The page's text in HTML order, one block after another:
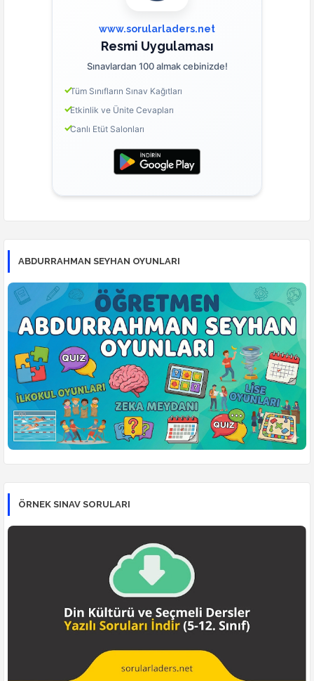
www.sorularladers.net
Resmi Uygulaması
Sınavlardan 100 almak cebinizde!
Tüm Sınıfların Sınav Kağıtları
Etkinlik ve Ünite Cevapları
Canlı Etüt Salonları
ABDURRAHMAN SEYHAN OYUNLARI
ÖRNEK SINAV SORULARI